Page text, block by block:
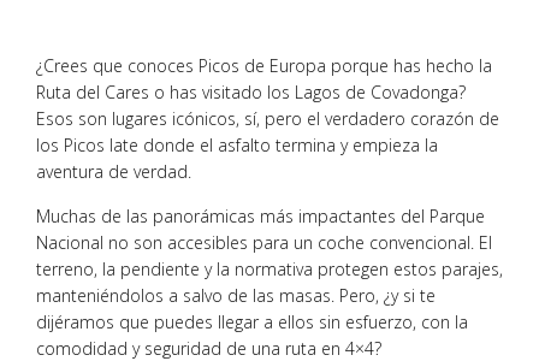
¿Crees que conoces Picos de Europa porque has hecho la
Ruta del Cares o has visitado los Lagos de Covadonga?
Esos son lugares icónicos, sí, pero el verdadero corazón de
los Picos late donde el asfalto termina y empieza la
aventura de verdad.
Muchas de las panorámicas más impactantes del Parque
Nacional no son accesibles para un coche convencional. El
terreno, la pendiente y la normativa protegen estos parajes,
manteniéndolos a salvo de las masas. Pero, ¿y si te
dijéramos que puedes llegar a ellos sin esfuerzo, con la
comodidad y seguridad de una ruta en 4×4?